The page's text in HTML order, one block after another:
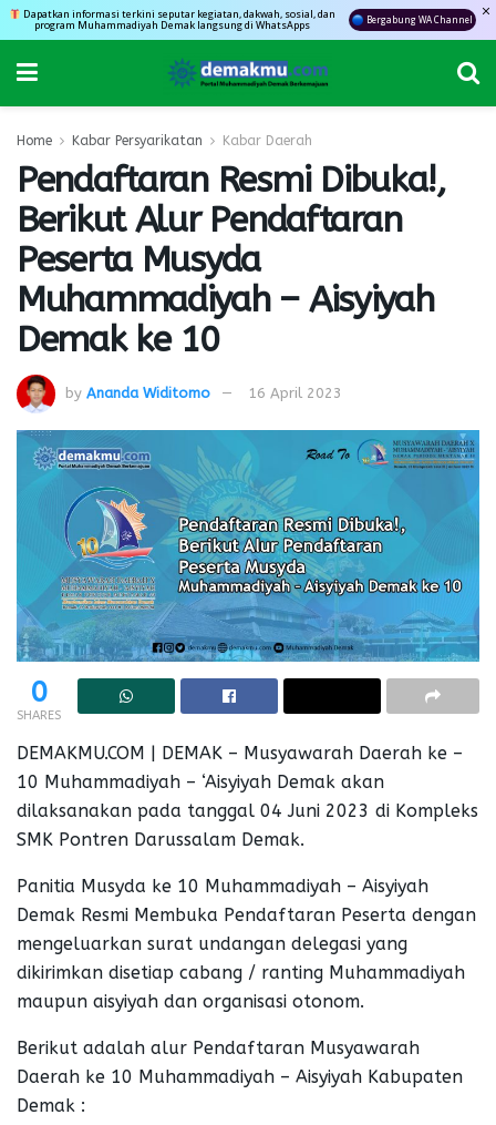
Dapatkan informasi terkini seputar kegiatan, dakwah, sosial, dan
program Muhammadiyah Demak langsung di WhatsApps Bergabung WA Channel
Home Kabar Persyarikatan Kabar Daerah
Pendaftaran Resmi Dibuka!,
Berikut Alur Pendaftaran
Peserta Musyda
Muhammadiyah – Aisyiyah
Demak ke 10
by Ananda Widitomo 16 April 2023
0
SHARES
DEMAKMU.COM | DEMAK – Musyawarah Daerah ke –
10 Muhammadiyah – ‘Aisyiyah Demak akan
dilaksanakan pada tanggal 04 Juni 2023 di Kompleks
SMK Pontren Darussalam Demak.
Panitia Musyda ke 10 Muhammadiyah – Aisyiyah
Demak Resmi Membuka Pendaftaran Peserta dengan
mengeluarkan surat undangan delegasi yang
dikirimkan disetiap cabang / ranting Muhammadiyah
maupun aisyiyah dan organisasi otonom.
Berikut adalah alur Pendaftaran Musyawarah
Daerah ke 10 Muhammadiyah – Aisyiyah Kabupaten
Demak :